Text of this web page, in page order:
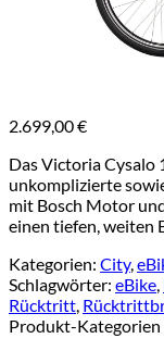
2.699,00€
Das Victoria Cysalo
unkomplizierte
mit Bosch Motor
einen tiefen, weiten
Kategorien: City,
Schlagwörter: eBike,
Rücktritt,
Produkt-Kategorien